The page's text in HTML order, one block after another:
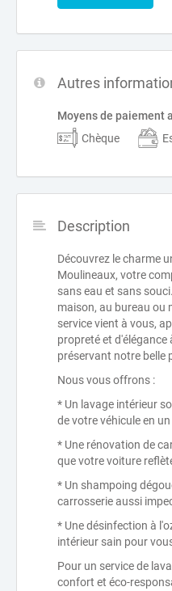
Autres
Moyens de paiement
Chèque
Description
Découvrez le charme
Moulineaux, votre
sans eau et sans
maison, au bureau ou
service vient à vous,
propreté et
préservant notre belle
Nous vous offrons :
* Un lavage intérieur
de votre véhicule en
* Une rénovation de
que votre voiture
* Un shampoing
carrosserie aussi
* Une désinfection à
intérieur sain pour
Pour un service de
confort et éco-